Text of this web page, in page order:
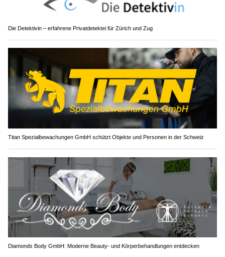
Die Detektivin – erfahrene Privatdetektei für Zürich und Zug
Titan Spezialbewachungen GmbH schützt Objekte und Personen in der Schweiz
Diamonds Body GmbH: Moderne Beauty- und Körperbehandlungen entdecken